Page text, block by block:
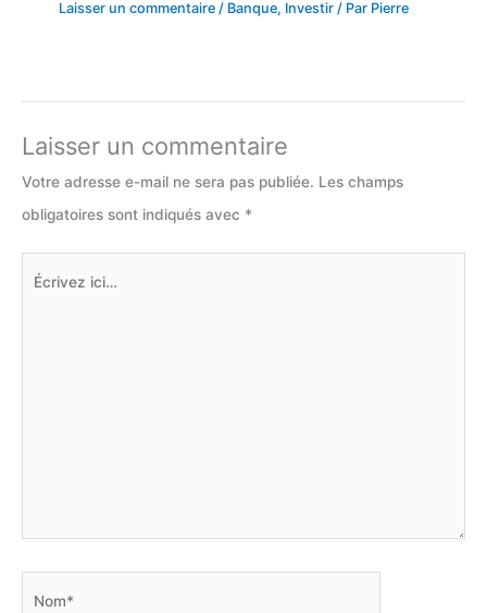
Laisser un commentaire / Banque, Investir / Par Pierre
Laisser un commentaire
Votre adresse e-mail ne sera pas publiée. Les champs
obligatoires sont indiqués avec *